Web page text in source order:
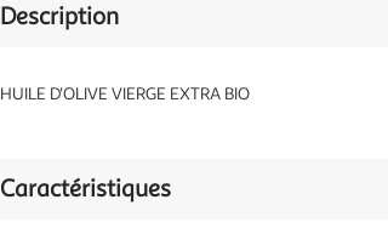
Description
HUILE D'OLIVE VIERGE EXTRA BIO
Caractéristiques